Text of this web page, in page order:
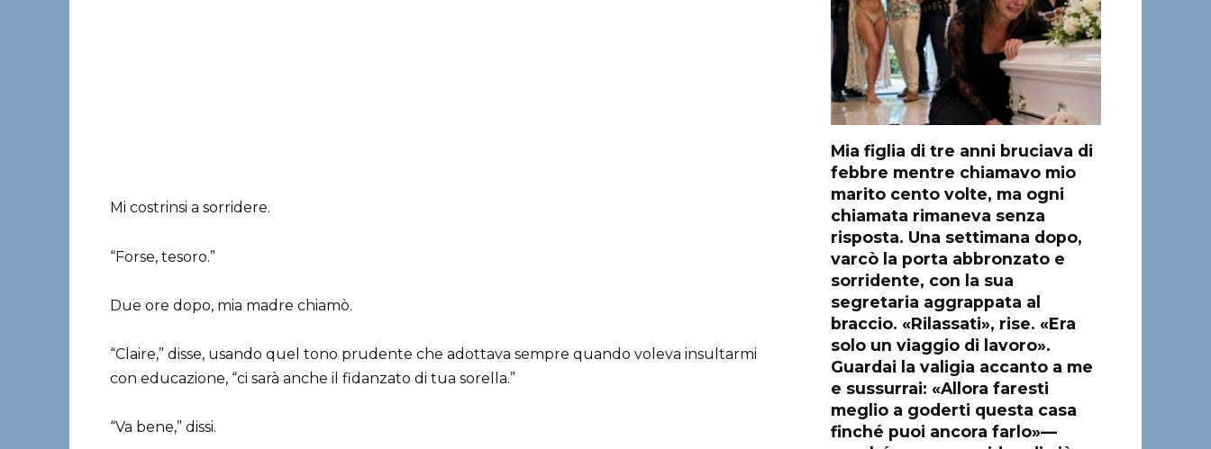
Mi costrinsi a sorridere.
“Forse, tesoro.”
Due ore dopo, mia madre chiamò.
“Claire,” disse, usando quel tono prudente che adottava sempre quando voleva insultarmi
con educazione, “ci sarà anche il fidanzato di tua sorella.”
“Va bene,” dissi.
Mia figlia di tre anni bruciava di
febbre mentre chiamavo mio
marito cento volte, ma ogni
chiamata rimaneva senza
risposta. Una settimana dopo,
varcò la porta abbronzato e
sorridente, con la sua
segretaria aggrappata al
braccio. «Rilassati», rise. «Era
solo un viaggio di lavoro».
Guardai la valigia accanto a me
e sussurrai: «Allora faresti
meglio a goderti questa casa
finché puoi ancora farlo»—